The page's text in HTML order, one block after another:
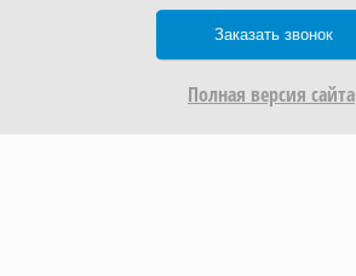
Заказать звонок
Полная версия сайта